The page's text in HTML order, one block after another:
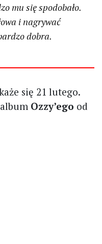
mu się spodobało.
i nagrywać
dobra.
się 21 lutego.
Ozzy’ego od